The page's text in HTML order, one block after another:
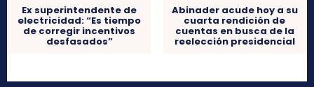
Ex superintendente de
electricidad: “Es tiempo
de corregir incentivos
desfasados”
Abinader acude hoy a su
cuarta rendición de
cuentas en busca de la
reelección presidencial